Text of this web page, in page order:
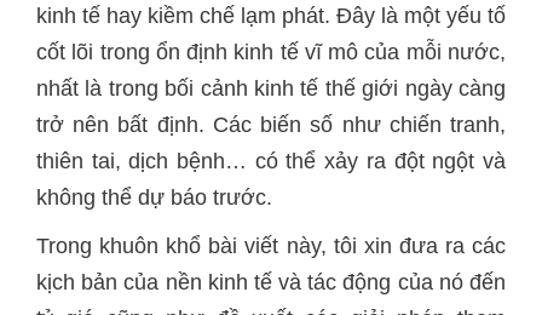
kinh tế hay kiềm chế lạm phát. Đây là một yếu tố
cốt lõi trong ổn định kinh tế vĩ mô của mỗi nước,
nhất là trong bối cảnh kinh tế thế giới ngày càng
trở nên bất định. Các biến số như chiến tranh,
thiên tai, dịch bệnh… có thể xảy ra đột ngột và
không thể dự báo trước.
Trong khuôn khổ bài viết này, tôi xin đưa ra các
kịch bản của nền kinh tế và tác động của nó đến